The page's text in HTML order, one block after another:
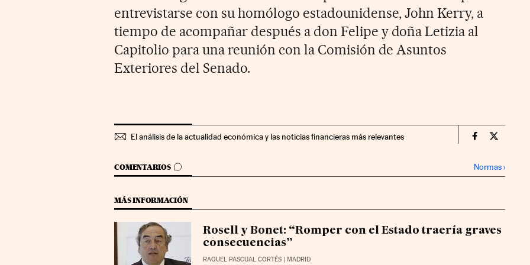
entrevistarse con su homólogo estadounidense, John Kerry, a
tiempo de acompañar después a don Felipe y doña Letizia al
Capitolio para una reunión con la Comisión de Asuntos
Exteriores del Senado.
El análisis de la actualidad económica y las noticias financieras más relevantes Economia
COMENTARIOS
IR A LOS COMENTARIOS Normas›
MÁS INFORMACIÓN
Rosell y Bonet: “Romper con el Estado traería graves
consecuencias”
RAQUEL PASCUAL CORTÉS | MADRID